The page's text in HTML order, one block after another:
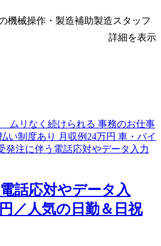
機械操作・製造補助製造スタッフ
詳細を表示
話応対やデータ入
／人気の日勤＆日祝